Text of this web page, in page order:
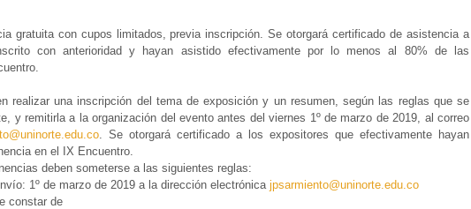
gratuita con cupos limitados, previa inscripción. Se otorgará certificado de asistencia a
con anterioridad y hayan asistido efectivamente por lo menos al 80% de las
realizar una inscripción del tema de exposición y un resumen, según las reglas que se
y remitirla a la organización del evento antes del viernes 1º de marzo de 2019, al correo
. Se otorgará certificado a los expositores que efectivamente hayan
en el IX Encuentro.
deben someterse a las siguientes reglas:
1º de marzo de 2019 a la dirección electrónica jpsarmiento@uninorte.edu.co
constar de